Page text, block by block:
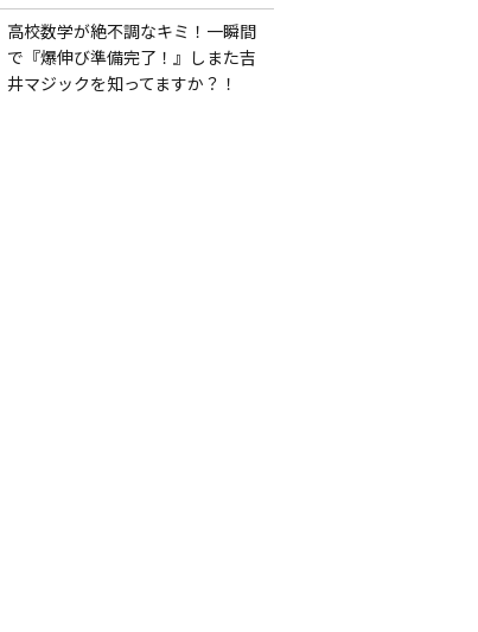
高校数学が絶不調なキミ！一瞬間
で『爆伸び準備完了！』しまた吉
井マジックを知ってますか？！